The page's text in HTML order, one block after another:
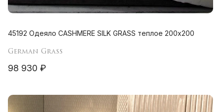
45192 Одеяло CASHMERE SILK GRASS теплое 200х200
German Grass
98 930 ₽